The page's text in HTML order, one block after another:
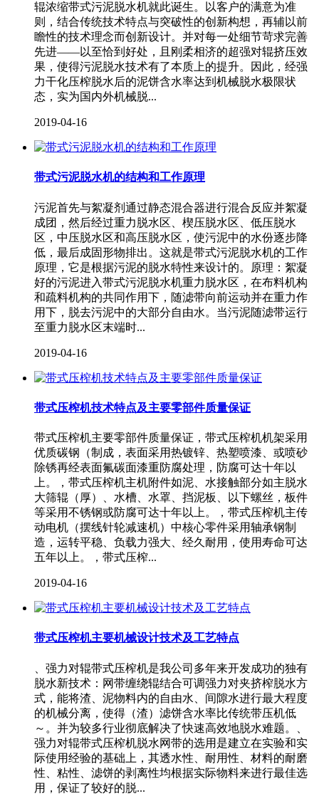
辊浓缩带式污泥脱水机就此诞生。以客户的满意为准
则，结合传统技术特点与突破性的创新构想，再辅以前
瞻性的技术理念而创新设计。并对每一处细节苛求完善
先进——以至恰到好处，且刚柔相济的超强对辊挤压效
果，使得污泥脱水技术有了本质上的提升。因此，经强
力干化压榨脱水后的泥饼含水率达到机械脱水极限状
态，实为国内外机械脱...
2019-04-16
带式污泥脱水机的结构和工作原理
污泥首先与絮凝剂通过静态混合器进行混合反应并絮凝
成团，然后经过重力脱水区、楔压脱水区、低压脱水
区，中压脱水区和高压脱水区，使污泥中的水份逐步降
低，最后成固形物排出。这就是带式污泥脱水机的工作
原理，它是根据污泥的脱水特性来设计的。原理：絮凝
好的污泥进入带式污泥脱水机重力脱水区，在布料机构
和疏料机构的共同作用下，随滤带向前运动并在重力作
用下，脱去污泥中的大部分自由水。当污泥随滤带运行
至重力脱水区末端时...
2019-04-16
带式压榨机技术特点及主要零部件质量保证
带式压榨机主要零部件质量保证，带式压榨机机架采用
优质碳钢（制成，表面采用热镀锌、热塑喷漆、或喷砂
除锈再经表面氟碳面漆重防腐处理，防腐可达十年以
上。，带式压榨机主机附件如泥、水接触部分如主脱水
大筛辊（厚）、水槽、水罩、挡泥板、以下螺丝，板件
等采用不锈钢或防腐可达十年以上。，带式压榨机主传
动电机（摆线针轮减速机）中核心零件采用轴承钢制
造，运转平稳、负载力强大、经久耐用，使用寿命可达
五年以上。，带式压榨...
2019-04-16
带式压榨机主要机械设计技术及工艺特点
、强力对辊带式压榨机是我公司多年来开发成功的独有
脱水新技术：网带缠绕辊结合可调强力对夹挤榨脱水方
式，能将渣、泥物料内的自由水、间隙水进行最大程度
的机械分离，使得（渣）滤饼含水率比传统带压机低
～。并为较多行业彻底解决了快速高效地脱水难题。、
强力对辊带式压榨机脱水网带的选用是建立在实验和实
际使用经验的基础上，其透水性、耐用性、材料的耐磨
性、粘性、滤饼的剥离性均根据实际物料来进行最佳选
用，保证了较好的脱...